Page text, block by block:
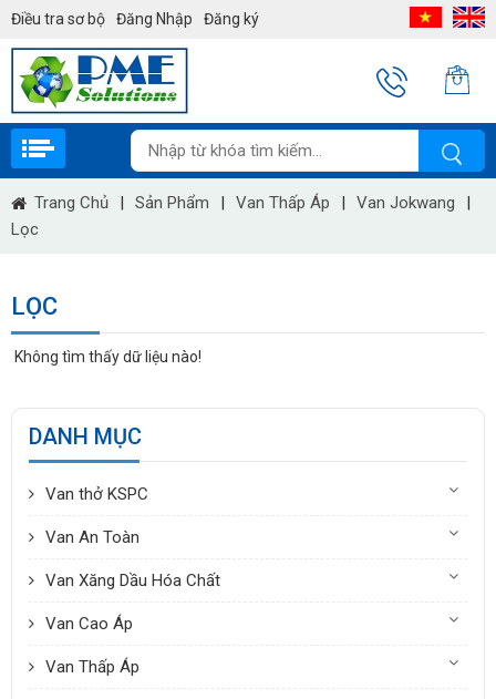
Điều tra sơ bộ Đăng Nhập Đăng ký
Trang Chủ | Sản Phẩm | Van Thấp Áp | Van Jokwang
|
Lọc
LỌC
Không tìm thấy dữ liệu nào!
DANH MỤC
Van thở KSPC
Van An Toàn
Van Xăng Dầu Hóa Chất
Van Cao Áp
Van Thấp Áp